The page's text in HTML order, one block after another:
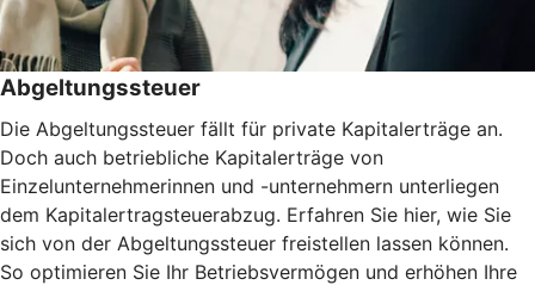
Abgeltungssteuer
Die Abgeltungssteuer fällt für private Kapitalerträge an.
Doch auch betriebliche Kapitalerträge von
Einzelunternehmerinnen und -unternehmern unterliegen
dem Kapitalertragsteuerabzug. Erfahren Sie hier, wie Sie
sich von der Abgeltungssteuer freistellen lassen können.
So optimieren Sie Ihr Betriebsvermögen und erhöhen Ihre